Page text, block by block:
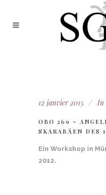
12 janvier 2015 In
OBO 269 –
SKARABÄEN DES
Ein Workshop in
2012.